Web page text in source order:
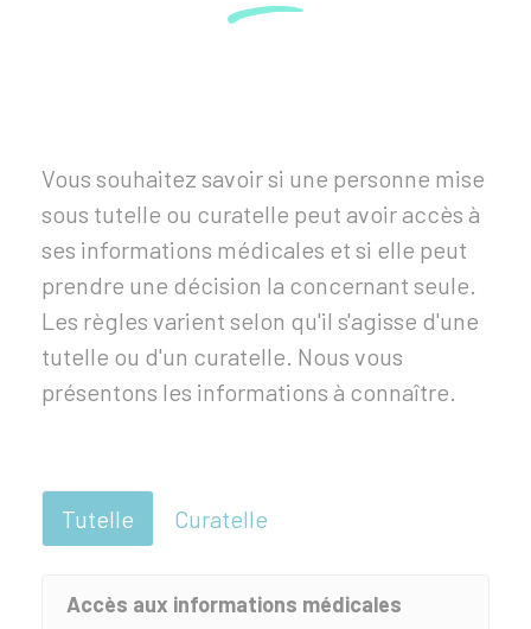
Vous souhaitez savoir si une personne mise
sous tutelle ou curatelle peut avoir accès à
ses informations médicales et si elle peut
prendre une décision la concernant seule.
Les règles varient selon qu'il s'agisse d'une
tutelle ou d'un curatelle. Nous vous
présentons les informations à connaître.
Tutelle Curatelle
Accès aux informations médicales